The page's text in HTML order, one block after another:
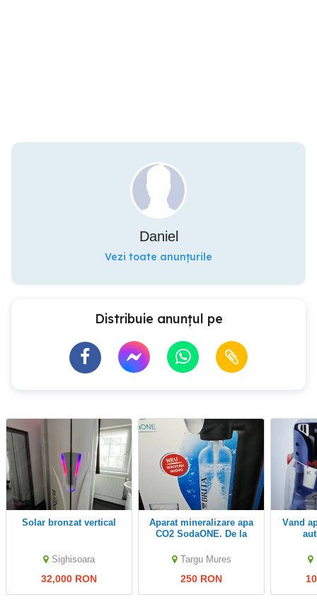
Daniel
Vezi toate anunțurile
Distribuie anunțul pe
Solar bronzat vertical
Sighisoara
32,000 RON
Aparat mineralizare apa
CO2 SodaONE. De la
Targu Mures
250 RON
Vand aparat copiat chei